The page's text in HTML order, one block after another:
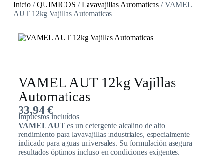
Inicio/QUIMICOS /Lavavajillas Automaticas/ VAMEL
AUT 12kg Vajillas Automaticas
VAMEL AUT 12kg Vajillas
Automaticas
33,94 €
Impuestos incluídos
VAMEL AUTes un detergente alcalino de alto
rendimiento para lavavajillas industriales, especialmente
indicado para aguas universales. Su formulación asegura
resultados óptimos incluso en condiciones exigentes.